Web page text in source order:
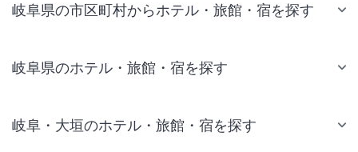
岐阜県の市区町村からホテル・旅館・宿を探す
岐阜県のホテル・旅館・宿を探す
岐阜・大垣のホテル・旅館・宿を探す